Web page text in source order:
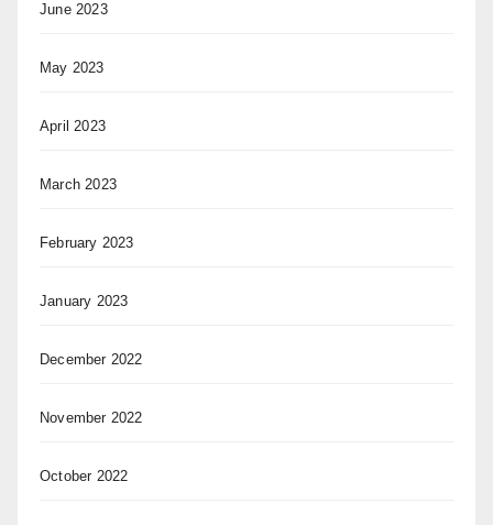
June 2023
May 2023
April 2023
March 2023
February 2023
January 2023
December 2022
November 2022
October 2022